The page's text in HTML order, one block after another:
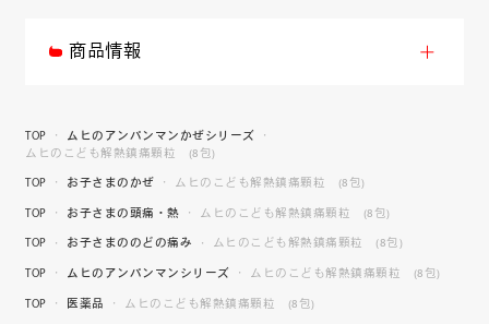
商品情報
TOP
ムヒのアンパンマンかぜシリーズ
ムヒのこども解熱鎮痛顆粒 (8包)
TOP お子さまのかぜ ムヒのこども解熱鎮痛顆粒 (8包)
TOP お子さまの頭痛・熱 ムヒのこども解熱鎮痛顆粒 (8包)
TOP お子さまののどの痛み ムヒのこども解熱鎮痛顆粒 (8包)
TOP ムヒのアンパンマンシリーズ ムヒのこども解熱鎮痛顆粒 (8包)
TOP 医薬品 ムヒのこども解熱鎮痛顆粒 (8包)